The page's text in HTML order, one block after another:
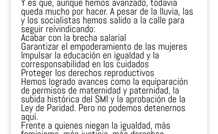
queda mucho por hacer. A pesar de la lluvia, las
y los socialistas hemos salido a la calle para
seguir reivindicando:
Acabar con la brecha salarial
Garantizar el empoderamiento de las mujeres
Impulsar la educación en igualdad y la
corresponsabilidad en los cuidados
Proteger los derechos reproductivos
Hemos logrado avances como la equiparación
de permisos de maternidad y paternidad, la
subida histórica del SMI y la aprobación de la
Ley de Paridad. Pero no podemos detenernos
aquí.
Frente a quienes niegan la igualdad, más